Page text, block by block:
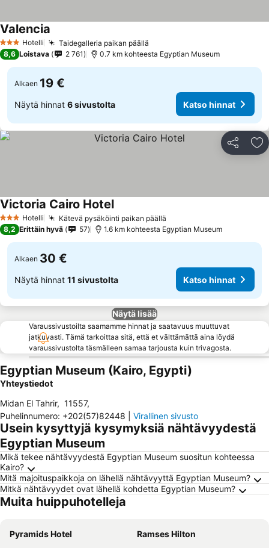
3 Tähtiluokitus
Hotelli Taidegalleria paikan päällä
Valencia
8,6 Loistava 2 761 0.7 km kohteesta Egyptian Museum
Alkaen 19 €
Näytä hinnat 6 sivustolta Katso hinnat
Jaa
3 Tähtiluokitus
Hotelli Kätevä pysäköinti paikan päällä
Victoria Cairo Hotel
8,2 Erittäin hyvä 57 1.6 km kohteesta Egyptian Museum
Alkaen 30 €
Näytä hinnat 11 sivustolta Katso hinnat
Näytä lisää
Varaussivustoilta saamamme hinnat ja saatavuus muuttuvat
jatkuvasti. Tämä tarkoittaa sitä, että et välttämättä aina löydä
varaussivustolta täsmälleen samaa tarjousta kuin trivagosta.
Egyptian Museum (Kairo, Egypti)
Yhteystiedot
Midan El Tahrir, 11557,
Puhelinnumero: +202(57)82448 Virallinen sivusto
Usein kysyttyjä kysymyksiä nähtävyydestä
Egyptian Museum
Mikä tekee nähtävyydestä Egyptian Museum suositun kohteessa
Kairo?
Mitä majoituspaikkoja on lähellä nähtävyyttä Egyptian Museum?
Mitkä nähtävyydet ovat lähellä kohdetta Egyptian Museum?
Muita huippuhotelleja
Pyramids Hotel
Ramses Hilton